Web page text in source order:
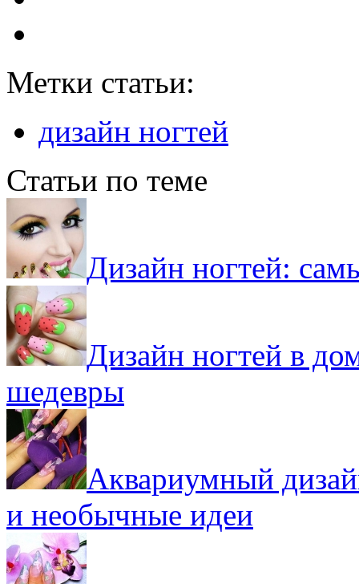
Метки статьи:
дизайн ногтей
Статьи по теме
Дизайн ногтей:
Дизайн ногтей в
шедевры
Аквариумный
и необычные идеи